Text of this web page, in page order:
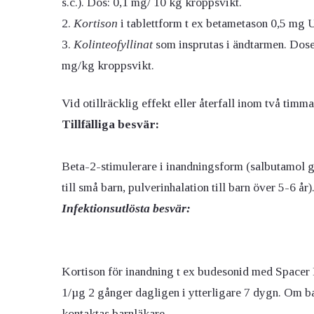
Kortison i tablettform t ex betametason 0,5
Kolinteofyllinatsom insprutas i ändtarmen.
mg/kg kroppsvikt.
Vid otillräcklig effekt eller återfall inom två
Tillfälliga besvär:
Beta-2-stimulerare i inandningsform (salbutamol
till små barn, pulverinhalation till barn över 5-6 år).
Infektionsutlösta besvär:
Kortison för inandning t ex budesonid med
1/µg 2 gånger dagligen i ytterligare 7 dygn. Om